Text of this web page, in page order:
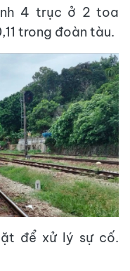
4 trục ở 2 toa
trong đoàn tàu.
để xử lý sự cố.